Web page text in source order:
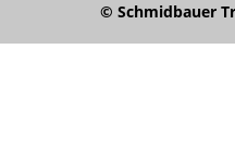
© Schmidbauer